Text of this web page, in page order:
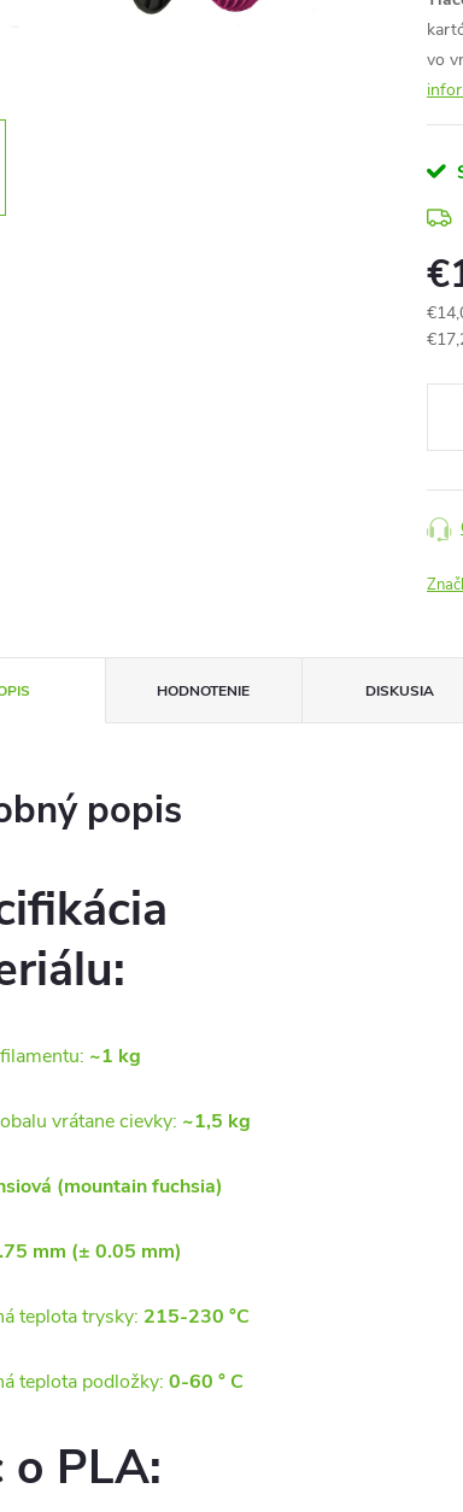
vo
HODNOTENIE DISKUSIA
popis
~1 kg
vrátane cievky: ~1,5 kg
(mountain fuchsia)
mm (± 0.05 mm)
teplota trysky: 215-230 °C
teplota podložky: 0-60 ° C
o PLA: